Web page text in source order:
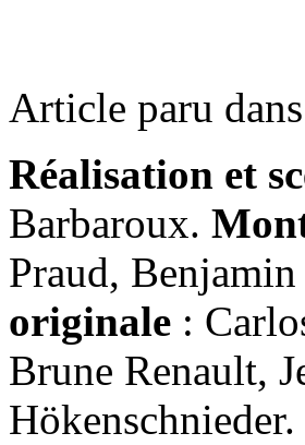
Article paru dans
Réalisation et
Barbaroux.
Praud,
originale :
Brune Renault,
Hökenschnieder.